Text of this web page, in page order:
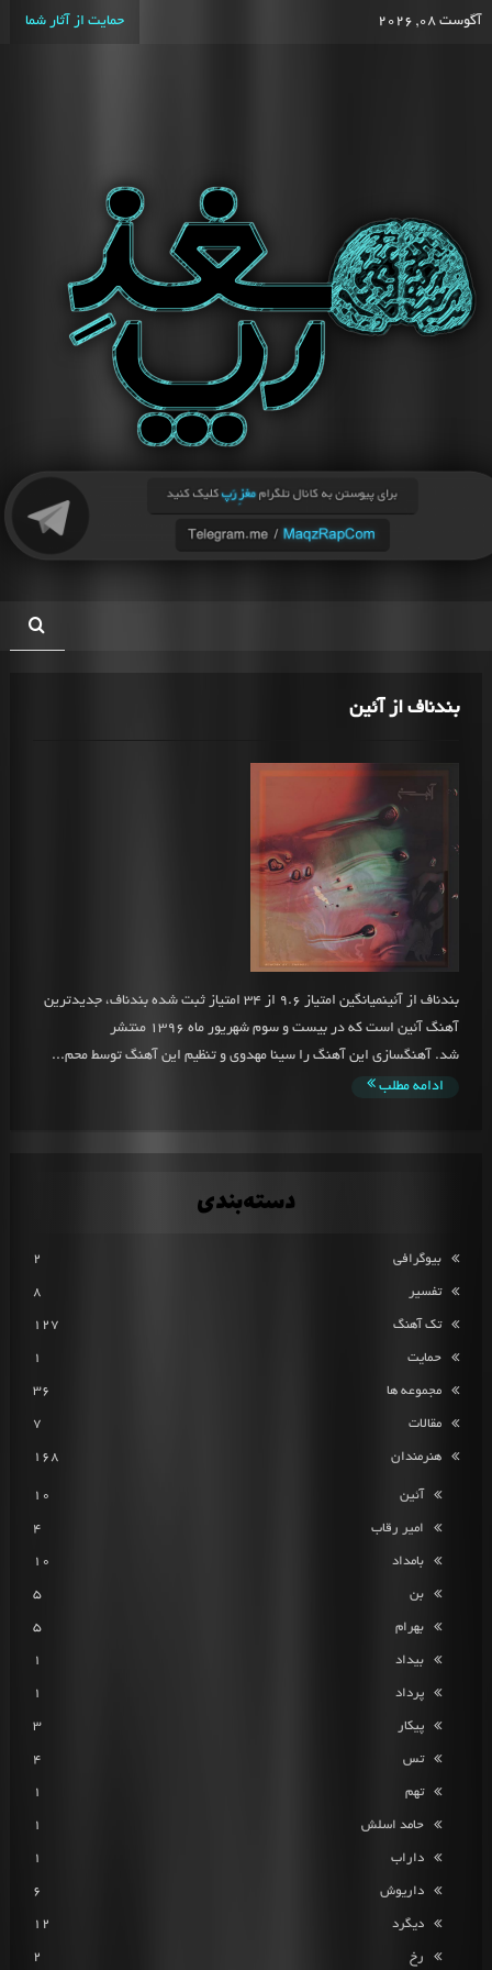
آگوست 08, 2026 حمایت از آثار شما
بندناف از آئین
بندناف از آئینمیانگین امتیاز 9.6 از 34 امتیاز ثبت شده بندناف، جدیدترین
آهنگ آئین است که در بیست و سوم شهریور ماه 1396 منتشر
شد. آهنگسازی این آهنگ را سینا مهدوی و تنظیم این آهنگ توسط محم...
ادامه مطلب
دسته‌بندی
بیوگرافی 2
تفسیر 8
تک آهنگ 127
حمایت 1
مجموعه ها 36
مقالات 7
هنرمندان 168
آئین 10
امیر رقاب 4
بامداد 10
بن 5
بهرام 5
بیداد 1
پرداد 1
پیکار 3
تس 4
تهم 1
حامد اسلش 1
داراب 1
داریوش 6
دیگرد 12
رخ 2